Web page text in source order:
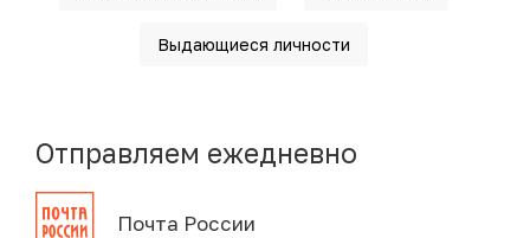
Выдающиеся личности
Отправляем ежедневно
Почта России